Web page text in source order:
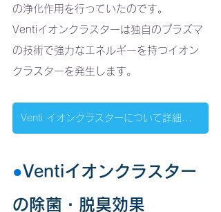
の浄化作用を行っていたのです。
Ventiイオンクラスターは独自のプラズマ
の技術で強力なエネルギーを持つイオン
クラスターを発生します。
Venti イオンクラスターについて詳細はこちらへ
●Ventiイオンクラスター
の除菌・脱臭効果